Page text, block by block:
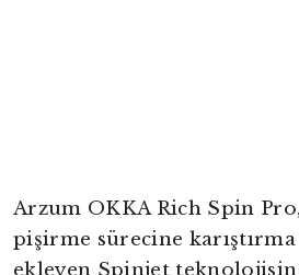
Arzum OKKA Rich Spin
pişirme sürecine